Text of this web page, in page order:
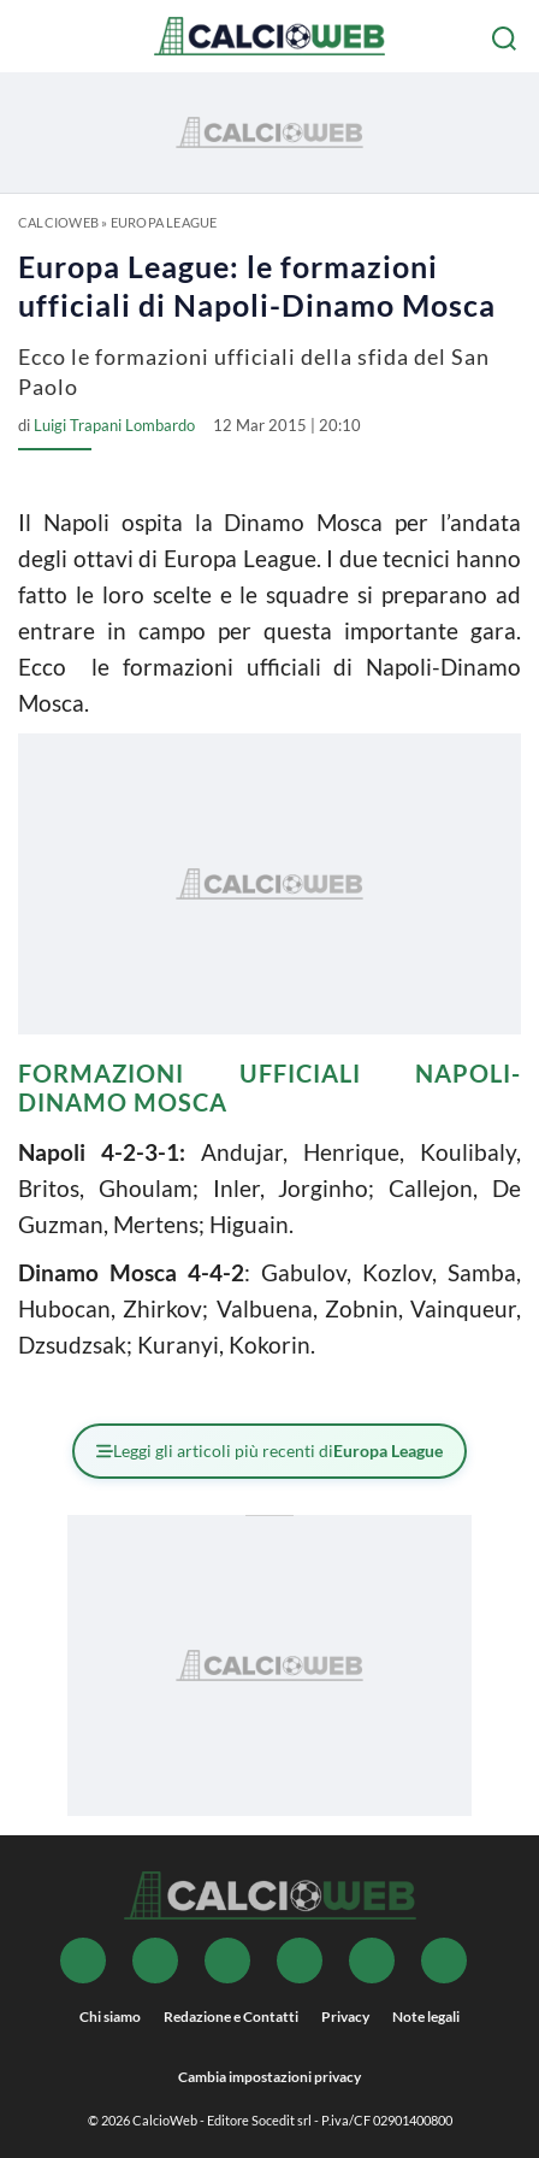
CALCIOWEB» EUROPA LEAGUE
Europa League: le formazioni
ufficiali di Napoli-Dinamo Mosca
Ecco le formazioni ufficiali della sfida del San
Paolo
di Luigi Trapani Lombardo 12 Mar 2015 | 20:10
Il Napoli ospita la Dinamo Mosca per l’andata
degli ottavi di Europa League. I due tecnici hanno
fatto le loro scelte e le squadre si preparano ad
entrare in campo per questa importante gara.
Ecco le formazioni ufficiali di Napoli-Dinamo
Mosca.
FORMAZIONI UFFICIALI NAPOLI-
DINAMO MOSCA
Napoli 4-2-3-1: Andujar, Henrique, Koulibaly,
Britos, Ghoulam; Inler, Jorginho; Callejon, De
Guzman, Mertens; Higuain.
Dinamo Mosca 4-4-2: Gabulov, Kozlov, Samba,
Hubocan, Zhirkov; Valbuena, Zobnin, Vainqueur,
Dzsudzsak; Kuranyi, Kokorin.
Leggi gli articoli più recenti diEuropa League
Chi siamo Redazione e Contatti Privacy Note legali
Cambia impostazioni privacy
© 2026CalcioWeb- Editore Socedit srl - P.iva/CF 02901400800